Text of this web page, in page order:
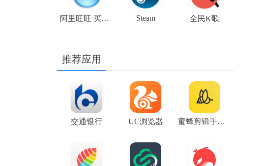
阿里旺旺 买家版 Steam 全民K歌
推荐应用
交通银行 UC浏览器 蜜蜂剪辑手机版